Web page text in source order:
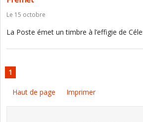
Le 15 octobre
La Poste émet un timbre à l’effigie de
1
Haut de page Imprimer